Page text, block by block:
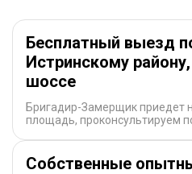
Бесплатный выезд
Истринскому
шоссе
Бригадир-Замерщик приедет
площадь, проконсультируем
Собственные